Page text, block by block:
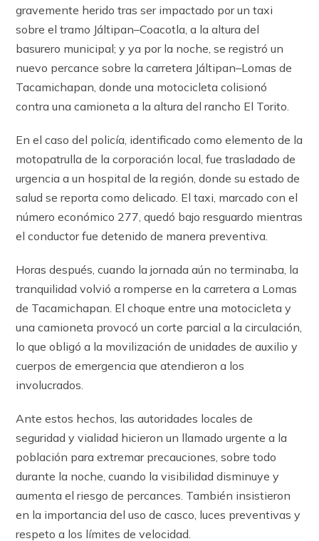
gravemente herido tras ser impactado por un taxi
sobre el tramo Jáltipan–Coacotla, a la altura del
basurero municipal; y ya por la noche, se registró un
nuevo percance sobre la carretera Jáltipan–Lomas de
Tacamichapan, donde una motocicleta colisionó
contra una camioneta a la altura del rancho El Torito.
En el caso del policía, identificado como elemento de la
motopatrulla de la corporación local, fue trasladado de
urgencia a un hospital de la región, donde su estado de
salud se reporta como delicado. El taxi, marcado con el
número económico 277, quedó bajo resguardo mientras
el conductor fue detenido de manera preventiva.
Horas después, cuando la jornada aún no terminaba, la
tranquilidad volvió a romperse en la carretera a Lomas
de Tacamichapan. El choque entre una motocicleta y
una camioneta provocó un corte parcial a la circulación,
lo que obligó a la movilización de unidades de auxilio y
cuerpos de emergencia que atendieron a los
involucrados.
Ante estos hechos, las autoridades locales de
seguridad y vialidad hicieron un llamado urgente a la
población para extremar precauciones, sobre todo
durante la noche, cuando la visibilidad disminuye y
aumenta el riesgo de percances. También insistieron
en la importancia del uso de casco, luces preventivas y
respeto a los límites de velocidad.